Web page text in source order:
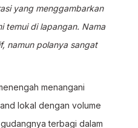
yang menggambarkan
temui di lapangan. Nama
namun polanya sangat
menangani
lokal dengan volume
terbagi dalam